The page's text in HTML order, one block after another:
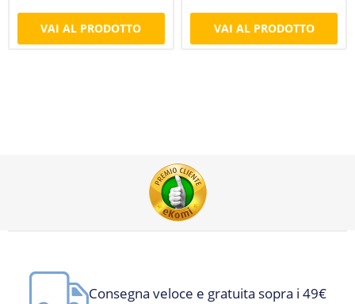
VAI AL PRODOTTO VAI AL PRODOTTO
Consegna veloce e gratuita sopra i 49€